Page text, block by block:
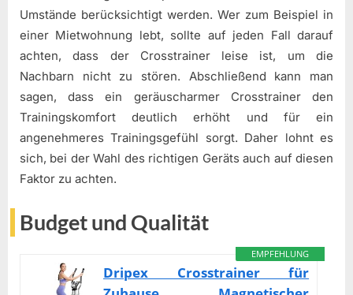
Umstände berücksichtigt werden. Wer zum Beispiel in
einer Mietwohnung lebt, sollte auf jeden Fall darauf
achten, dass der Crosstrainer leise ist, um die
Nachbarn nicht zu stören. Abschließend kann man
sagen, dass ein geräuscharmer Crosstrainer den
Trainingskomfort deutlich erhöht und für ein
angenehmeres Trainingsgefühl sorgt. Daher lohnt es
sich, bei der Wahl des richtigen Geräts auch auf diesen
Faktor zu achten.
Budget und Qualität
EMPFEHLUNG
Dripex Crosstrainer für